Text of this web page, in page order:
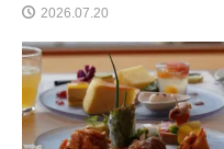
2026.07.20